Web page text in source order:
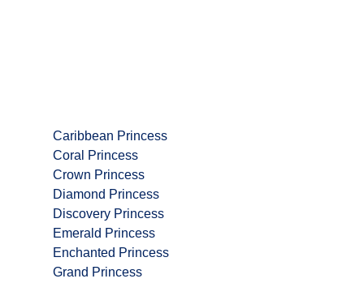
Caribbean Princess
Coral Princess
Crown Princess
Diamond Princess
Discovery Princess
Emerald Princess
Enchanted Princess
Grand Princess